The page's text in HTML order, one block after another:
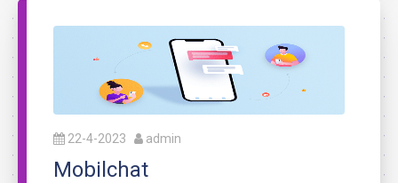
22-4-2023 admin
Mobilchat